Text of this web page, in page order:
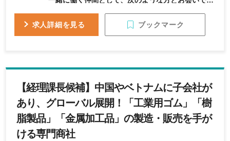
ケーションを取りながら、 柔軟に物事に対応でき
求人詳細を見る ブックマーク
【経理課長候補】中国やベトナムに子会社が
あり、グローバル展開！「工業用ゴム」「樹
脂製品」「金属加工品」の製造・販売を手が
ける専門商社